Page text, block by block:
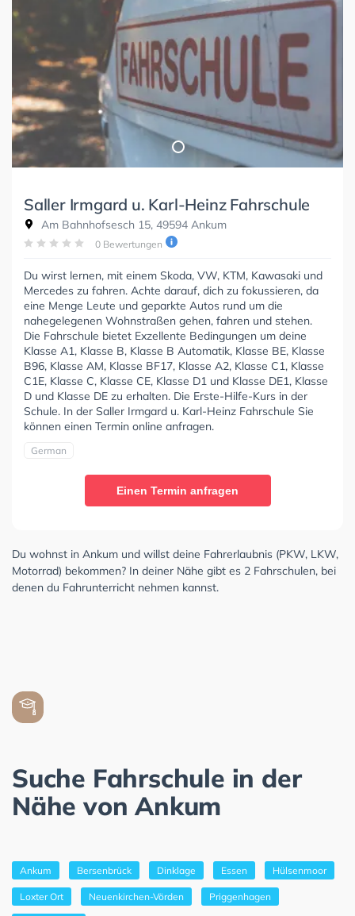
Saller Irmgard u. Karl-Heinz Fahrschule
Am Bahnhofsesch 15, 49594 Ankum
0 Bewertungen
Du wirst lernen, mit einem Skoda, VW, KTM, Kawasaki und
Mercedes zu fahren. Achte darauf, dich zu fokussieren, da
eine Menge Leute und geparkte Autos rund um die
nahegelegenen Wohnstraßen gehen, fahren und stehen.
Die Fahrschule bietet Exzellente Bedingungen um deine
Klasse A1, Klasse B, Klasse B Automatik, Klasse BE, Klasse
B96, Klasse AM, Klasse BF17, Klasse A2, Klasse C1, Klasse
C1E, Klasse C, Klasse CE, Klasse D1 und Klasse DE1, Klasse
D und Klasse DE zu erhalten. Die Erste-Hilfe-Kurs in der
Schule. In der Saller Irmgard u. Karl-Heinz Fahrschule Sie
können einen Termin online anfragen.
German
Einen Termin anfragen
Du wohnst in Ankum und willst deine Fahrerlaubnis (PKW, LKW,
Motorrad) bekommen? In deiner Nähe gibt es 2 Fahrschulen, bei
denen du Fahrunterricht nehmen kannst.
Suche Fahrschule in der
Nähe von Ankum
Ankum Bersenbrück Dinklage Essen Hülsenmoor
Loxter Ort Neuenkirchen-Vörden Priggenhagen